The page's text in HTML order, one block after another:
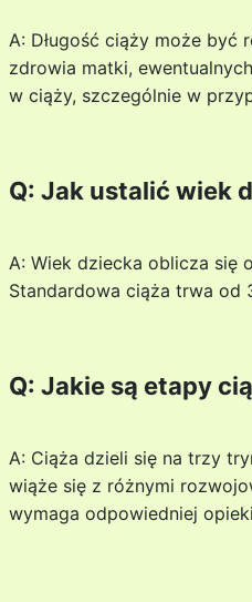
A: Długość ciąży może być
zdrowia matki,
w ciąży, szczególnie w
Q: Jak ustalić wiek
A: Wiek dziecka oblicza się
Standardowa ciąża trwa od
Q: Jakie są etapy
A: Ciąża dzieli się na trzy
wiąże się z różnymi
wymaga odpowiedniej